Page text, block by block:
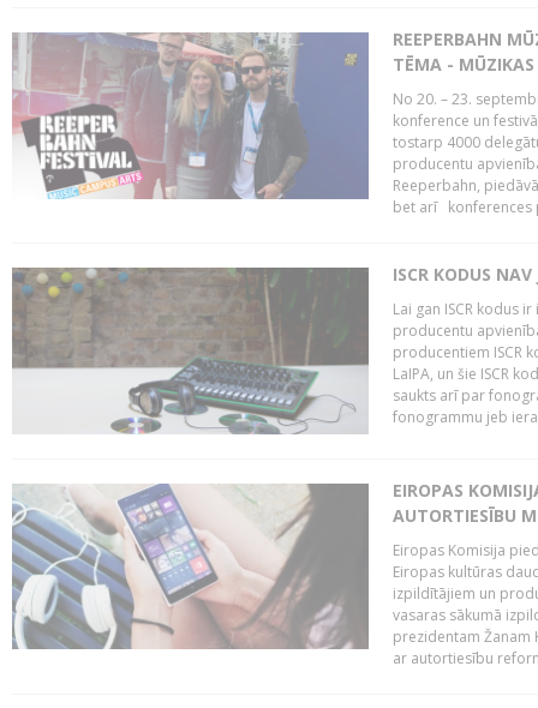
REEPERBAHN
TĒMA -
No 20. – 23.
konference un
tostarp 4000
producentu
Reeperbahn,
bet arī konferences
ISCR KODUS
Lai gan ISCR kodus
producentu
producentiem ISCR
LaIPA, un šie ISCR
saukts arī par
fonogrammu jeb
EIROPAS
AUTORTIESĪBU
Eiropas Komisija
Eiropas kultūras
izpildītājiem un
vasaras sākumā
prezidentam Žanam
ar autortiesību